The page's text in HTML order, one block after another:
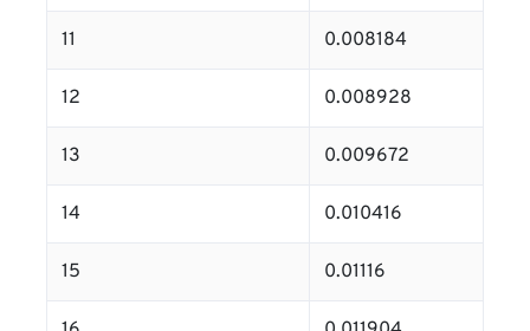
11 0.008184
12 0.008928
13 0.009672
14 0.010416
15 0.01116